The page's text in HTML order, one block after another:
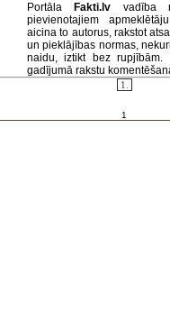
Portāla Fakti.lv vadība
pievienotajiem
aicina to autorus, rakstot
un pieklājības normas,
naidu, iztikt bez rupjībām.
gadījumā rakstu
1.
1